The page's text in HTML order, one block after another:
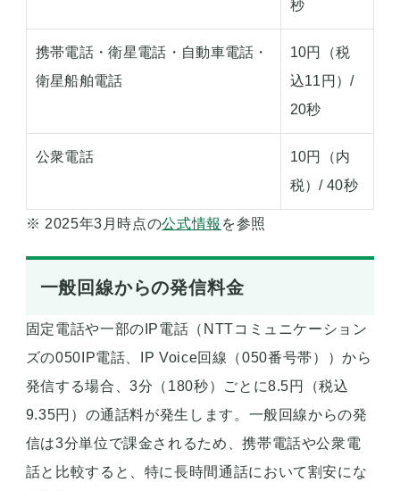
秒
携帯電話・衛星電話・自動車電話・
衛星船舶電話
10円（税
込11円）/
20秒
公衆電話
10円（内
税）/ 40秒
※ 2025年3月時点の公式情報 を参照
一般回線からの発信料金
固定電話や一部のIP電話（NTTコミュニケーション
ズの050IP電話、IP Voice回線（050番号帯））から
発信する場合、3分（180秒）ごとに8.5円（税込
9.35円）の通話料が発生します。一般回線からの発
信は3分単位で課金されるため、携帯電話や公衆電
話と比較すると、特に長時間通話において割安にな